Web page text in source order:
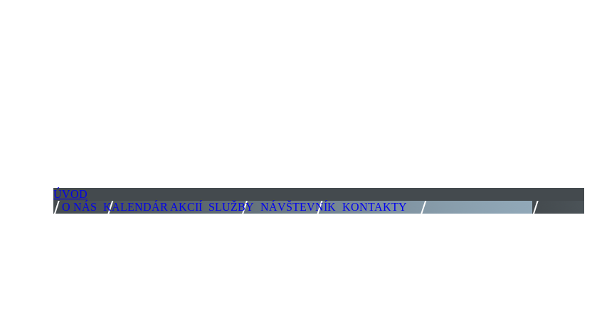
ÚVOD
O NÁS KALENDÁR AKCIÍ SLUŽBY NÁVŠTEVNÍK KONTAKTY